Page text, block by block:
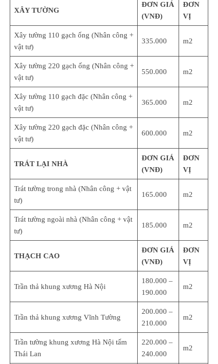
XÂY TƯỜNG
ĐƠN GIÁ
(VNĐ)
ĐƠN
VỊ
Xây tường 110 gạch ống (Nhân công +
vật tư)
335.000 m2
Xây tường 220 gạch ống (Nhân công +
vật tư)
550.000 m2
Xây tường 110 gạch đặc (Nhân công +
vật tư)
365.000 m2
Xây tường 220 gạch đặc (Nhân công +
vật tư)
600.000 m2
TRÁT LẠI NHÀ
ĐƠN GIÁ
(VNĐ)
ĐƠN
VỊ
Trát tường trong nhà (Nhân công + vật
tư)
165.000 m2
Trát tường ngoài nhà (Nhân công + vật
tư)
185.000 m2
THẠCH CAO
ĐƠN GIÁ
(VNĐ)
ĐƠN
VỊ
Trần thả khung xương Hà Nội
180.000 –
190.000
m2
Trần thả khung xương Vĩnh Tường
200.000 –
210.000
m2
Trần tường khung xương Hà Nội tấm
Thái Lan
220.000 –
240.000
m2